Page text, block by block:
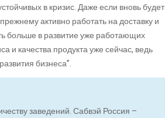
в кризис. Даже если вновь будет
активно работать на доставку и
больше в развитие уже работающих
и качества продукта уже сейчас, ведь
бизнеса”.
заведений. Сабвэй Россия –